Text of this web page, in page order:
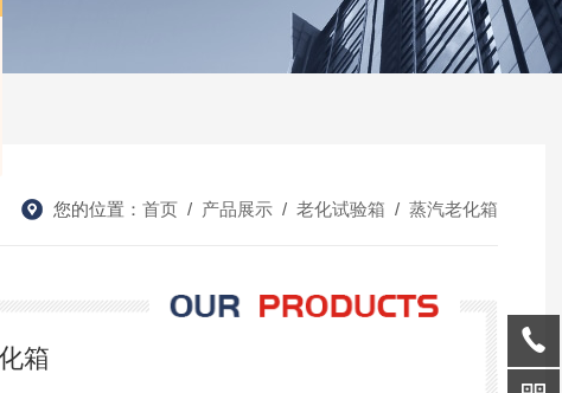
您的位置： 首页 / 产品展示 / 老化试验箱 / 蒸汽老化箱
箱